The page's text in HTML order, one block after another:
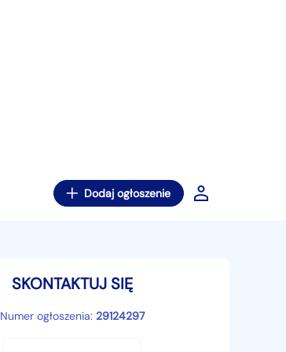
Dodaj ogłoszenie
SKONTAKTUJ SIĘ
Numer ogłoszenia: 29124297